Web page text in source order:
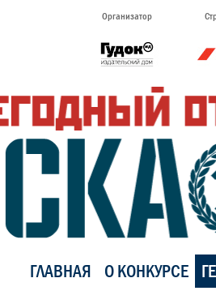
Организатор
ГЛАВНАЯ О КОНКУРСЕ